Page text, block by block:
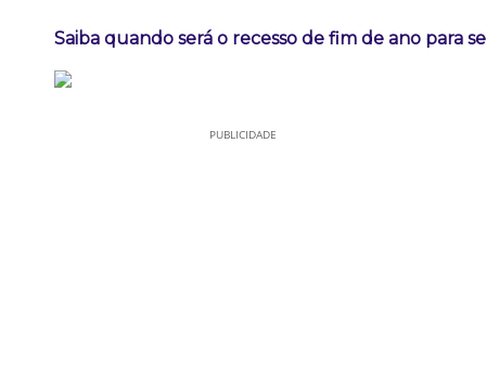
Saiba quando será o recesso de fim de ano para
PUBLICIDADE